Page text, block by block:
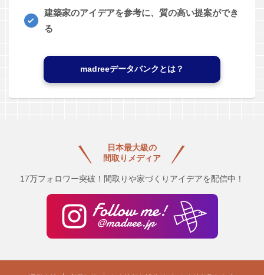
建築家のアイデアを参考に、質の高い提案ができ
る
madreeデータバンクとは？
日本最大級の
間取りメディア
17万フォロワー突破！間取りや家づくりアイデアを配信中！